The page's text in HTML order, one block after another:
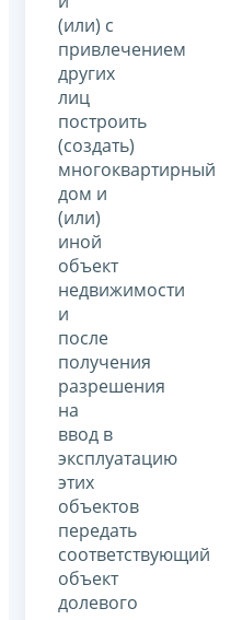
(или) с
привлечением
других
лиц
построить
(создать)
многоквартирный
дом и
(или)
иной
объект
недвижимости
и
после
получения
разрешения
на
ввод в
эксплуатацию
этих
объектов
передать
соответствующий
объект
долевого